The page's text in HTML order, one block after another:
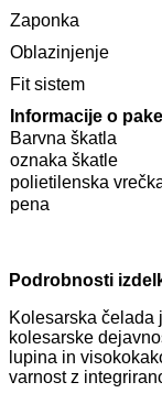
Zaponka
Oblazinjenje
Fit sistem
Informacije o
Barvna škatla
oznaka škatle
polietilenska
pena
Podrobnosti
Kolesarska čelada
kolesarske
lupina in
varnost z